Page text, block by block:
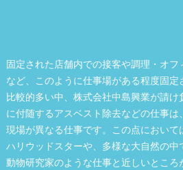
固定された店舗内での接客や調理・オ
など、このように仕事場がある程度固
比較的多い中、株式会社中島興業が請
に付随するアスベスト除去などの仕事
現場が異なる仕事です。この点におい
ハリウッドスターや、多様な大自然の中
動物研究家のような仕事と近しいところ